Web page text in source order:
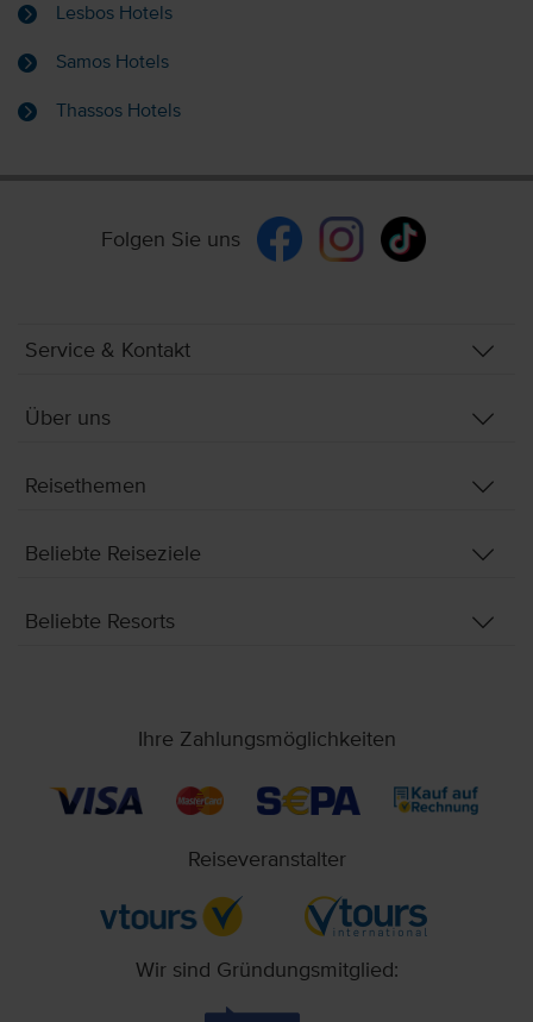
Lesbos Hotels
Samos Hotels
Thassos Hotels
Folgen Sie uns
Service & Kontakt
Über uns
Reisethemen
Beliebte Reiseziele
Beliebte Resorts
Ihre Zahlungsmöglichkeiten
Reiseveranstalter
Wir sind Gründungsmitglied: